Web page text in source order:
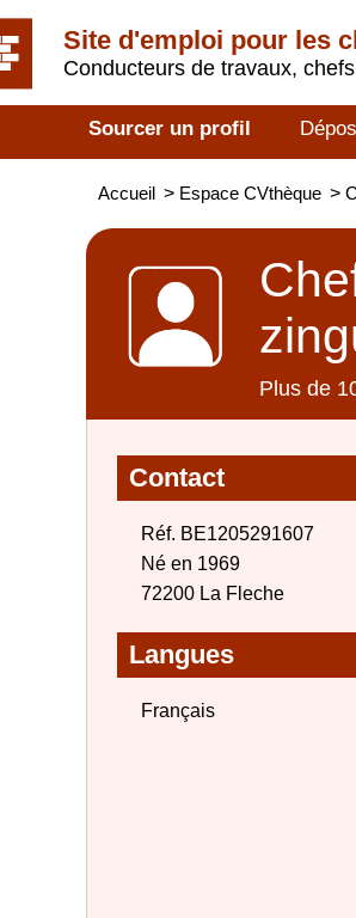
Site d'emploi pour les
Conducteurs de travaux,
Sourcer un profil
Accueil > Espace CVthèque >
Plus de
Contact
Réf. BE1205291607
Né en 1969
72200 La Fleche
Langues
Français